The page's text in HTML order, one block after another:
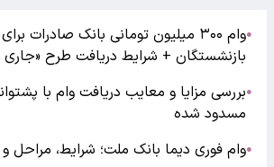
●
وام ۳۰۰ میلیون تومانی بانک صادرات
بازنشستگان + شرایط دریافت طرح «جاری
●بررسی مزایا و معایب دریافت وام با
مسدود شده
●وام فوری دیما بانک ملت؛ شرایط، مراحل